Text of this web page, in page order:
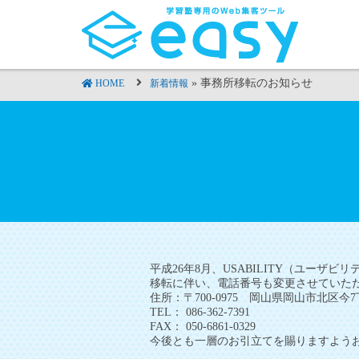
HOME 新着情報 » 事務所移転のお知らせ
平成26年8月、USABILITY（ユーザビリ
移転に伴い、電話番号も変更させてい
住所：〒700-0975 岡山県岡山市北区今
TEL： 086-362-7391
FAX： 050-6861-0329
今後とも一層のお引立てを賜りますよう